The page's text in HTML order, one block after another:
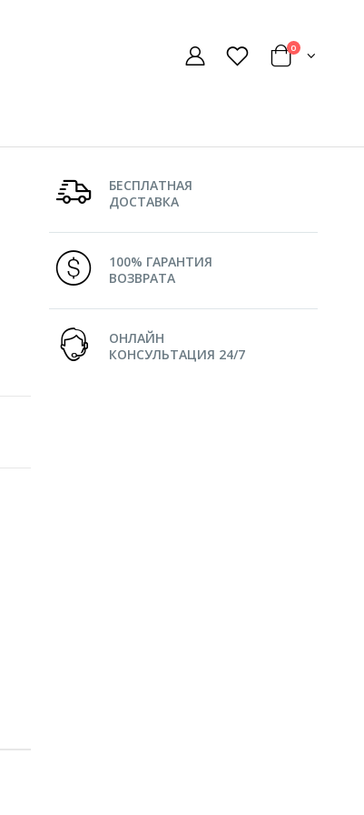
0
БЕСПЛАТНАЯ
ДОСТАВКА
100% ГАРАНТИЯ
ВОЗВРАТА
ОНЛАЙН
КОНСУЛЬТАЦИЯ 24/7